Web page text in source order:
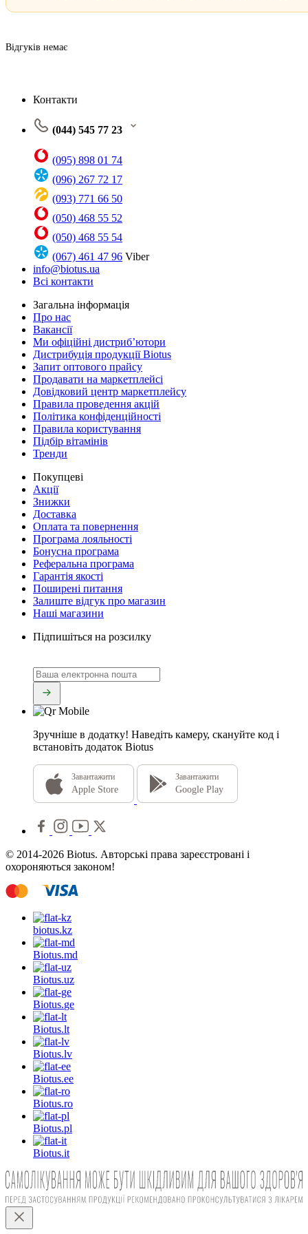
Відгуків немає
Контакти
(044) 545 77 23
(095) 898 01 74
(096) 267 72 17
(093) 771 66 50
(050) 468 55 52
(050) 468 55 54
(067) 461 47 96 Viber
info@biotus.ua
Всі контакти
Загальна інформація
Про нас
Вакансії
Ми офіційні дистриб’ютори
Дистрибуція продукції Biotus
Запит оптового прайсу
Продавати на маркетплейсі
Довідковий центр маркетплейсу
Правила проведення акцій
Політика конфіденційності
Правила користування
Підбір вітамінів
Тренди
Покупцеві
Акції
Знижки
Доставка
Оплата та повернення
Програма лояльності
Бонусна програма
Реферальна програма
Гарантія якості
Поширені питання
Залиште відгук про магазин
Наші магазини
Підпишіться на розсилку
Зручніше в додатку! Наведіть камеру, скануйте код і
встановіть додаток Biotus
Завантажити
Apple Store
Завантажити
Google Play
© 2014-2026 Biotus. Авторські права зареєстровані і
охороняються законом!
biotus.kz
Biotus.md
Biotus.uz
Biotus.ge
Biotus.lt
Biotus.lv
Biotus.ee
Biotus.ro
Biotus.pl
Biotus.it